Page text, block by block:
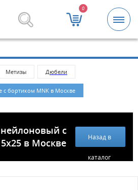
0
оптом. Минимальная сумма
Метизы Дюбели
бортиком MNK в Москве
с
в Москве
Назад в
каталог